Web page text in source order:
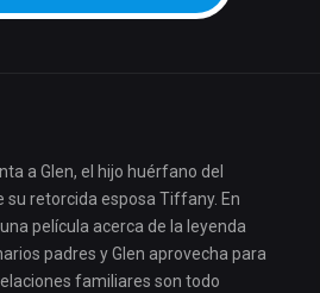
a Glen, el hijo huérfano del
su retorcida esposa Tiffany. En
película acerca de la leyenda
padres y Glen aprovecha para
familiares son todo